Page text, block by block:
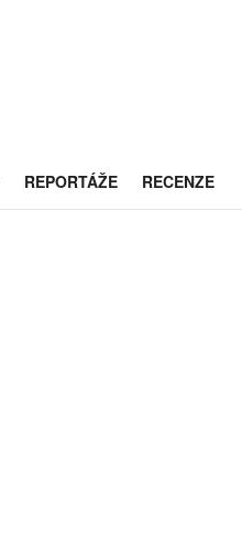
REPORTÁŽE RECENZE